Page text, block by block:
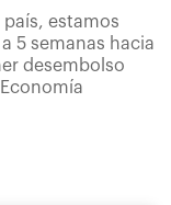
país, estamos
5 semanas hacia
desembolso